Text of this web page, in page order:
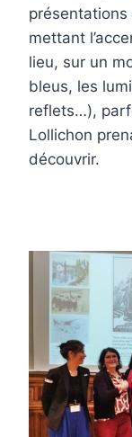
mettant
lieu, sur un
bleus, les
reflets…),
Lollichon
découvrir.